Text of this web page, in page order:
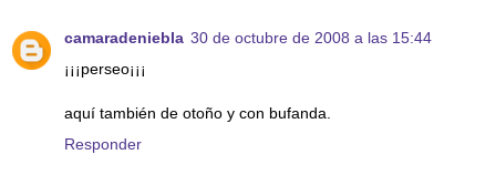
camaradeniebla 30 de octubre de 2008 a las 15:44
¡¡¡perseo¡¡¡
aquí también de otoño y con bufanda.
Responder